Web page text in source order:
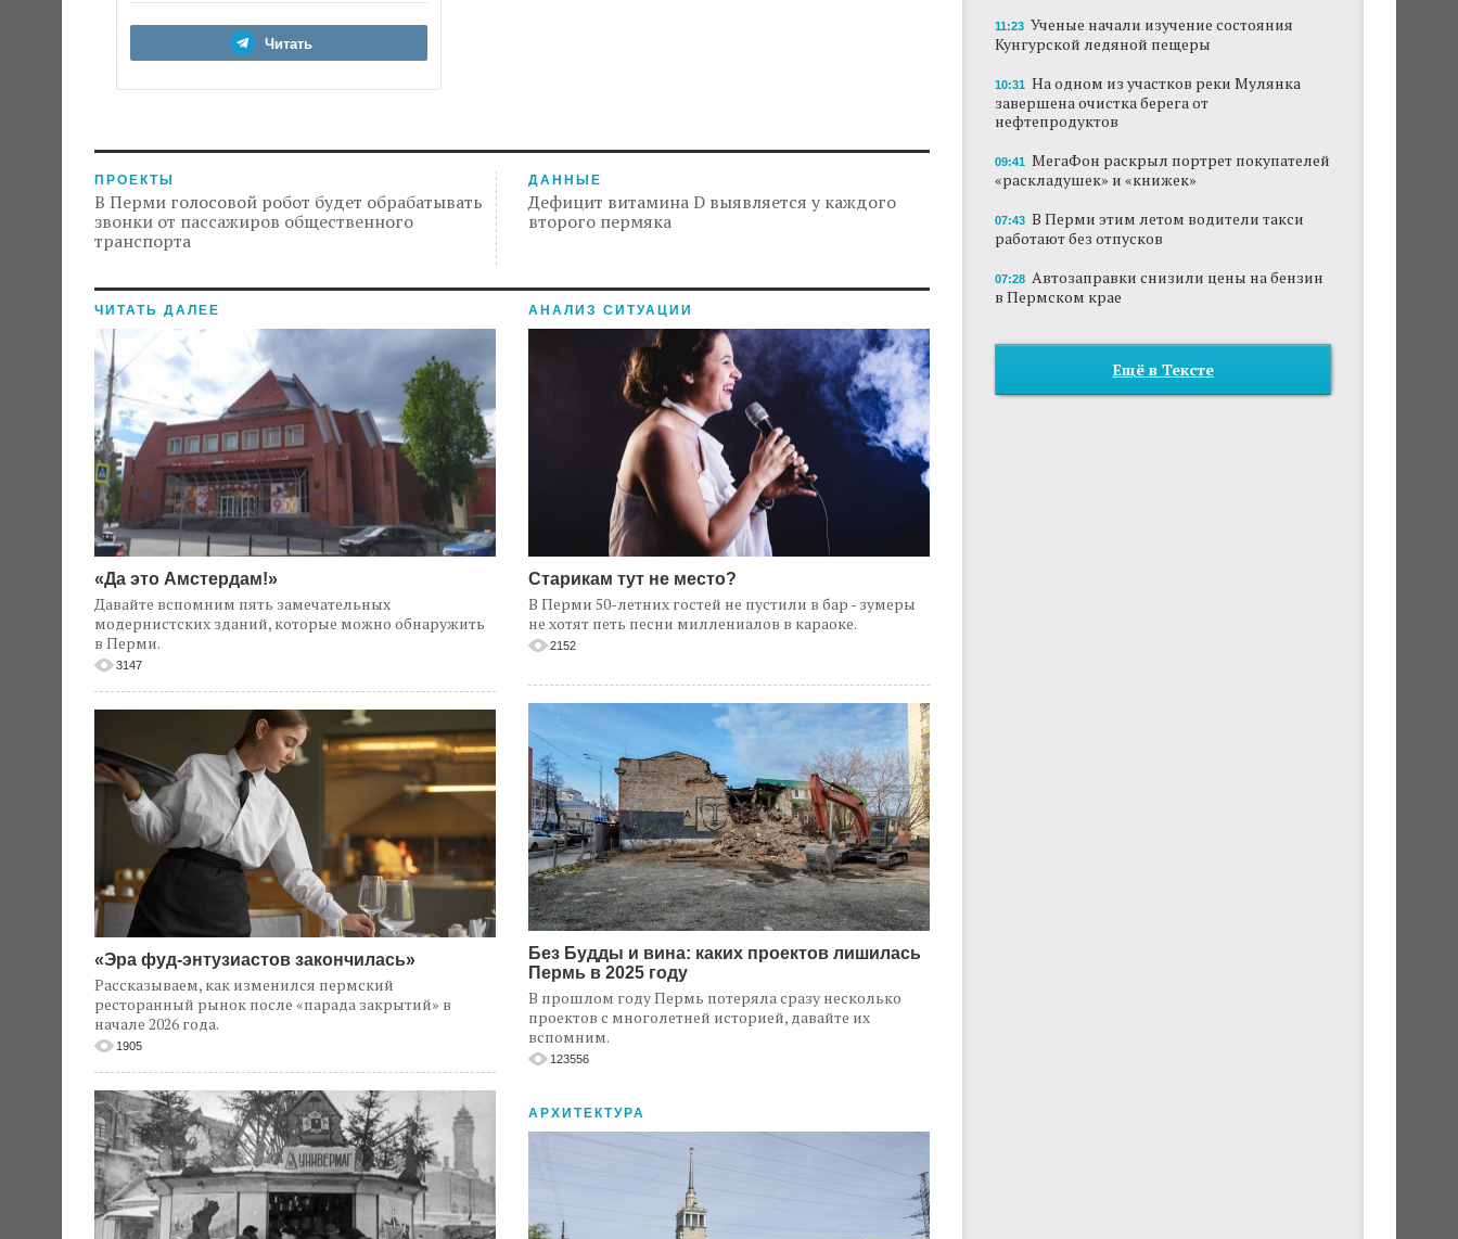
Читать
ПРОЕКТЫ
В Перми голосовой робот будет обрабатывать
звонки от пассажиров общественного
транспорта
ДАННЫЕ
Дефицит витамина D выявляется у каждого
второго пермяка
ЧИТАТЬ ДАЛЕЕ
«Да это Амстердам!»
Давайте вспомним пять замечательных
модернистских зданий, которые можно обнаружить
в Перми.
3147
«Эра фуд-энтузиастов закончилась»
Рассказываем, как изменился пермский
ресторанный рынок после «парада закрытий» в
начале 2026 года.
1905
АНАЛИЗ СИТУАЦИИ
Старикам тут не место?
В Перми 50-летних гостей не пустили в бар - зумеры
не хотят петь песни миллениалов в караоке.
2152
Без Будды и вина: каких проектов лишилась
Пермь в 2025 году
В прошлом году Пермь потеряла сразу несколько
проектов с многолетней историей, давайте их
вспомним.
123556
АРХИТЕКТУРА
11:23 Ученые начали изучение состояния
Кунгурской ледяной пещеры
10:31 На одном из участков реки Мулянка
завершена очистка берега от
нефтепродуктов
09:41 МегаФон раскрыл портрет покупателей
«раскладушек» и «книжек»
07:43 В Перми этим летом водители такси
работают без отпусков
07:28 Автозаправки снизили цены на бензин
в Пермском крае
Ещё в Тексте